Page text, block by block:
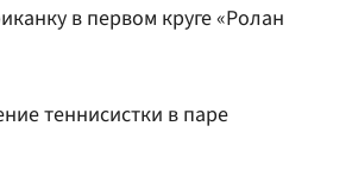
в первом круге «Ролан
теннисистки в паре